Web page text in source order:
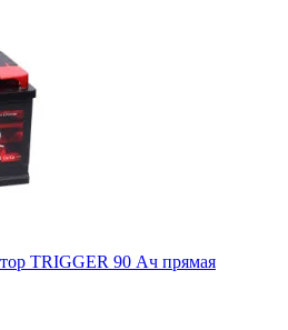
TRIGGER 90 Ач прямая